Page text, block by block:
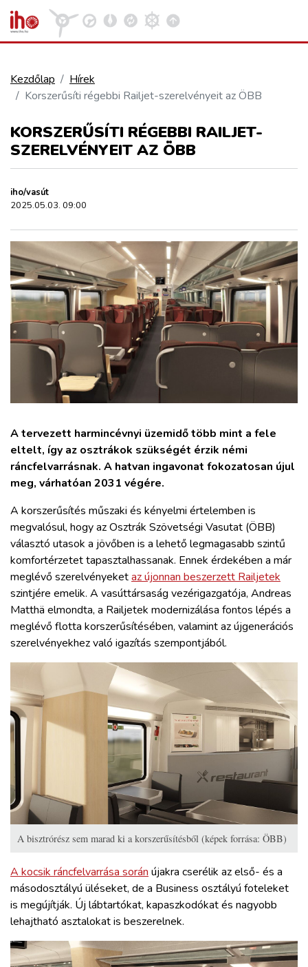
VASÚT
KÖZÚT
REPÜLÉS
KÖZLEKEDÉSFEJLESZTÉS
ELLÁTÁSI LÁNC
ZÖLDÚT
HAJÓZÁS
ARCHÍVUM
WEBSHOP
BELÉPÉS
REGISZTRÁCIÓ
Kosár megtekintése
Kezdőlap
Hírek
Korszerűsíti régebbi Railjet-szerelvényeit az ÖBB
KORSZERŰSÍTI RÉGEBBI RAILJET-
SZERELVÉNYEIT AZ ÖBB
iho/vasút
2025.05.03. 09:00
A tervezett harmincévnyi üzemidő több mint a fele
eltelt, így az osztrákok szükségét érzik némi
ráncfelvarrásnak. A hatvan ingavonat fokozatosan újul
meg, várhatóan 2031 végére.
A korszerűsítés műszaki és kényelmi értelemben is
megvalósul, hogy az Osztrák Szövetségi Vasutat (ÖBB)
választó utasok a jövőben is a lehető legmagasabb szintű
komfortérzetet tapasztalhassanak. Ennek érdekében a már
meglévő szerelvényeketaz újonnan beszerzett Railjetek
szintjére emelik. A vasúttársaság vezérigazgatója, Andreas
Matthä elmondta, a Railjetek modernizálása fontos lépés a
meglévő flotta korszerűsítésében, valamint az újgenerációs
szerelvényekhez való igazítás szempontjából.
A bisztrórész sem marad ki a korszerűsítésből (képek forrása: ÖBB)
A kocsik ráncfelvarrása során újakra cserélik az első- és a
másodosztályú üléseket, de a Business osztályú foteleket
is megújítják. Új lábtartókat, kapaszkodókat és nagyobb
lehajtható asztalokat is beszerelnek.